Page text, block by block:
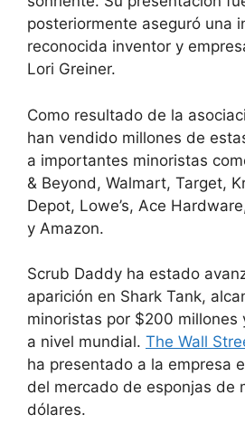
posteriormente aseguró una
reconocida inventor y
Lori Greiner.
Como resultado de la
han vendido millones de
a importantes minoristas
& Beyond, Walmart, Target,
Depot, Lowe’s, Ace
y Amazon.
Scrub Daddy ha estado
aparición en Shark Tank,
minoristas por $200 millones
a nivel mundial. The Wall
ha presentado a la empresa
del mercado de esponjas de
dólares.